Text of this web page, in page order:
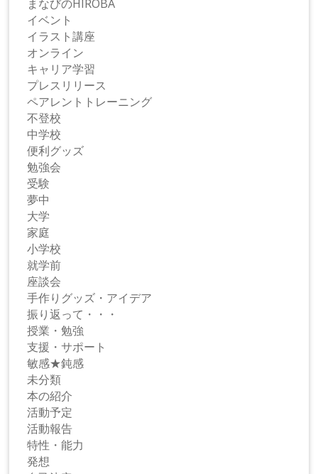
まなびのHIROBA
イベント
イラスト講座
オンライン
キャリア学習
プレスリリース
ペアレントトレーニング
不登校
中学校
便利グッズ
勉強会
受験
夢中
大学
家庭
小学校
就学前
座談会
手作りグッズ・アイデア
振り返って・・・
授業・勉強
支援・サポート
敏感★鈍感
未分類
本の紹介
活動予定
活動報告
特性・能力
発想